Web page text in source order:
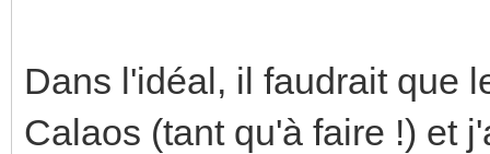
Dans l'idéal, il faudrait que
Calaos (tant qu'à faire !) et